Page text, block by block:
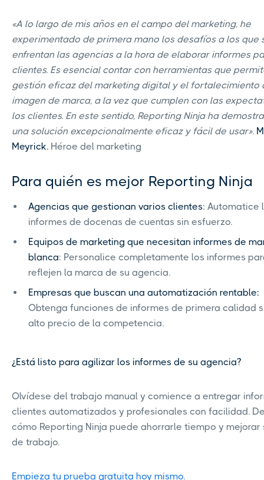
«A lo largo de mis años en el campo del marketing, he
experimentado de primera mano los desafíos a los que
enfrentan las agencias a la hora de elaborar informes
clientes. Es esencial contar con herramientas que
gestión eficaz del marketing digital y el fortalecimiento
imagen de marca, a la vez que cumplen con las
los clientes. En este sentido, Reporting Ninja ha
una solución excepcionalmente eficaz y fácil de usar».
Meyrick. Héroe del marketing
Para quién es mejor Reporting Ninja
Agencias que gestionan varios clientes: Automatice
informes de docenas de cuentas sin esfuerzo.
Equipos de marketing que necesitan informes de
blanca: Personalice completamente los informes
reflejen la marca de su agencia.
Empresas que buscan una automatización rentable:
Obtenga funciones de informes de primera calidad
alto precio de la competencia.
¿Está listo para agilizar los informes de su agencia?
Olvídese del trabajo manual y comience a entregar
clientes automatizados y profesionales con facilidad.
cómo Reporting Ninja puede ahorrarle tiempo y mejorar
de trabajo.
Empieza tu prueba gratuita hoy mismo.